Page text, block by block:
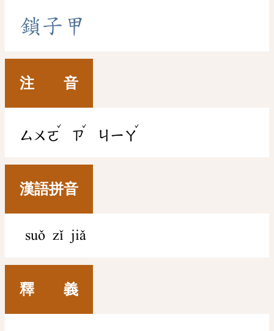
鎖子 甲
注 音
ㄙㄨㄛ
ˇ
ㄗ
ˇ
ㄐㄧㄚ
ˇ
漢語拼音
suǒ zǐ jiǎ
釋 義